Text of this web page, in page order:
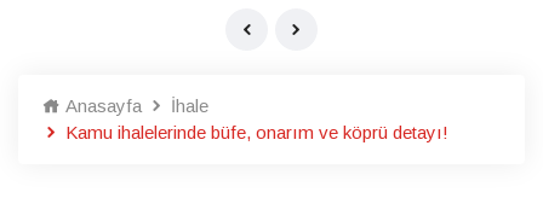
Anasayfa
İhale
Kamu ihalelerinde büfe, onarım ve köprü detayı!